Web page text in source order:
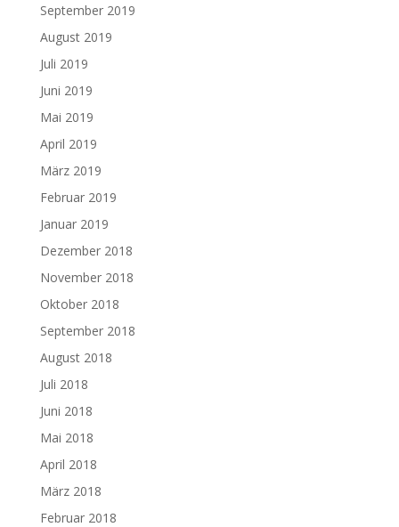
September 2019
August 2019
Juli 2019
Juni 2019
Mai 2019
April 2019
März 2019
Februar 2019
Januar 2019
Dezember 2018
November 2018
Oktober 2018
September 2018
August 2018
Juli 2018
Juni 2018
Mai 2018
April 2018
März 2018
Februar 2018